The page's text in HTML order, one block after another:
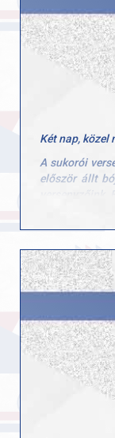
Két nap, közel
A sukorói
először állt
19
16
Külön
szép emlék
Hajrá GYAC!